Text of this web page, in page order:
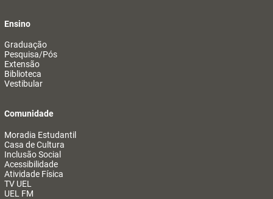
Ensino
Graduação
Pesquisa/Pós
Extensão
Biblioteca
Vestibular
Comunidade
Moradia Estudantil
Casa de Cultura
Inclusão Social
Acessibilidade
Atividade Física
TV UEL
UEL FM